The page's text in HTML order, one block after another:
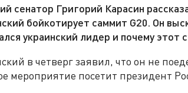
сенатор Григорий Карасин
бойкотирует саммит G20. Он
украинский лидер и почему этот
в четверг заявил, что он не
мероприятие посетит президент